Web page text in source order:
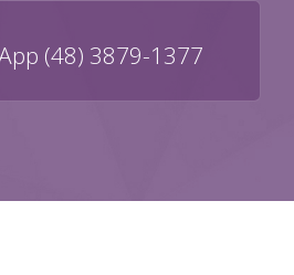
(48) 3879-1377